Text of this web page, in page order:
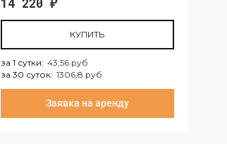
14 220 ₽
КУПИТЬ
за 1 сутки: 43,56 руб
за 30 суток: 1306,8 руб
за 30 суток: 1306,8 руб
Заявка на аренду